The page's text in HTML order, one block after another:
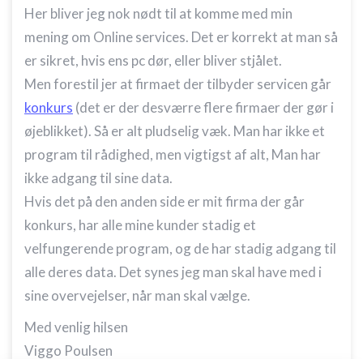
Her bliver jeg nok nødt til at komme med min
mening om Online services. Det er korrekt at man så
er sikret, hvis ens pc dør, eller bliver stjålet.
Men forestil jer at firmaet der tilbyder servicen går
konkurs (det er der desværre flere firmaer der gør i
øjeblikket). Så er alt pludselig væk. Man har ikke et
program til rådighed, men vigtigst af alt, Man har
ikke adgang til sine data.
Hvis det på den anden side er mit firma der går
konkurs, har alle mine kunder stadig et
velfungerende program, og de har stadig adgang til
alle deres data. Det synes jeg man skal have med i
sine overvejelser, når man skal vælge.
Med venlig hilsen
Viggo Poulsen